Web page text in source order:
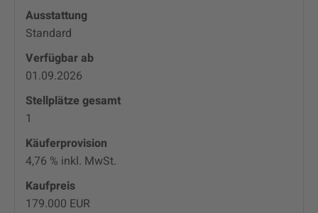
Ausstattung
Standard
Verfügbar ab
01.09.2026
Stellplätze gesamt
1
Käufer­provision
4,76 % inkl. MwSt.
Kaufpreis
179.000 EUR